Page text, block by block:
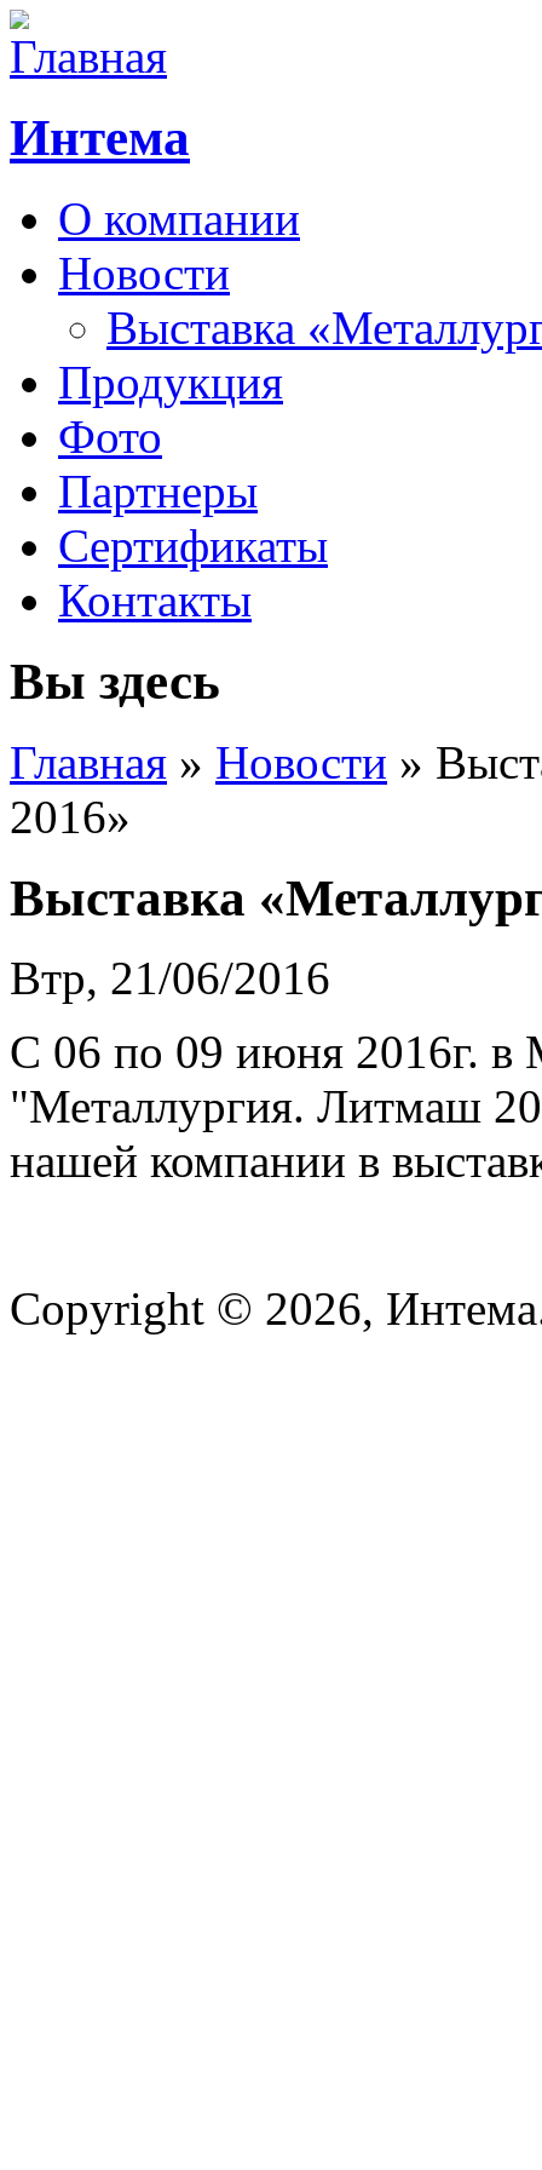
Интема
О компании
Новости
Выставка
Продукция
Фото
Партнеры
Сертификаты
Контакты
Вы здесь
Главная » Новости »
2016»
Выставка
Втр, 21/06/2016
С 06 по 09 июня 2016г. в
"Металлургия. Литмаш
нашей компании в
Copyright © 2026,